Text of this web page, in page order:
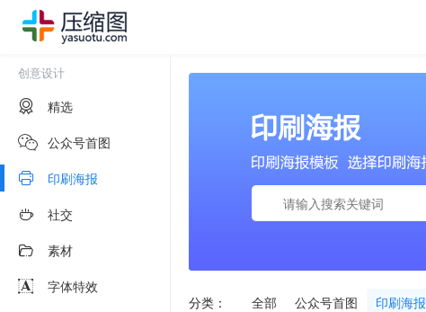
创意设计
精选
公众号首图
印刷海报
社交
素材
字体特效
分类： 全部 公众号首图 印刷海报